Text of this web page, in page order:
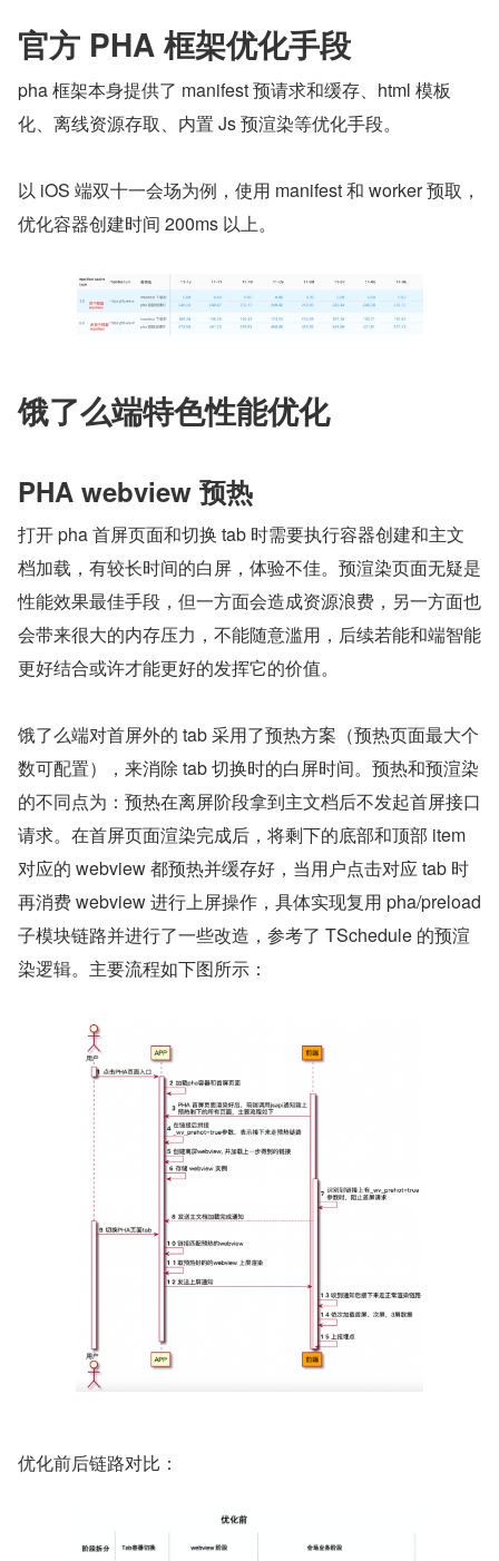
官方 PHA 框架优化手段
pha 框架本身提供了 manifest 预请求和缓存、html 模板
化、离线资源存取、内置 Js 预渲染等优化手段。
以 iOS 端双十一会场为例，使用 manifest 和 worker 预取，
优化容器创建时间 200ms 以上。
饿了么端特色性能优化
PHA webview 预热
打开 pha 首屏页面和切换 tab 时需要执行容器创建和主文
档加载，有较长时间的白屏，体验不佳。预渲染页面无疑是
性能效果最佳手段，但一方面会造成资源浪费，另一方面也
会带来很大的内存压力，不能随意滥用，后续若能和端智能
更好结合或许才能更好的发挥它的价值。
饿了么端对首屏外的 tab 采用了预热方案（预热页面最大个
数可配置），来消除 tab 切换时的白屏时间。预热和预渲染
的不同点为：预热在离屏阶段拿到主文档后不发起首屏接口
请求。在首屏页面渲染完成后，将剩下的底部和顶部 item
对应的 webview 都预热并缓存好，当用户点击对应 tab 时
再消费 webview 进行上屏操作，具体实现复用 pha/preload
子模块链路并进行了一些改造，参考了 TSchedule 的预渲
染逻辑。主要流程如下图所示：
优化前后链路对比：